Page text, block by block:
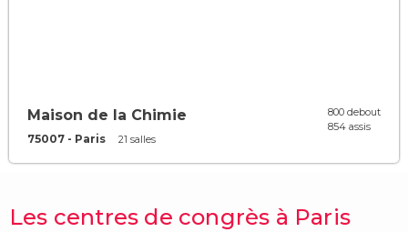
Maison de la Chimie
75007 - Paris 21 salles
800 debout
854 assis
Les centres de congrès à Paris